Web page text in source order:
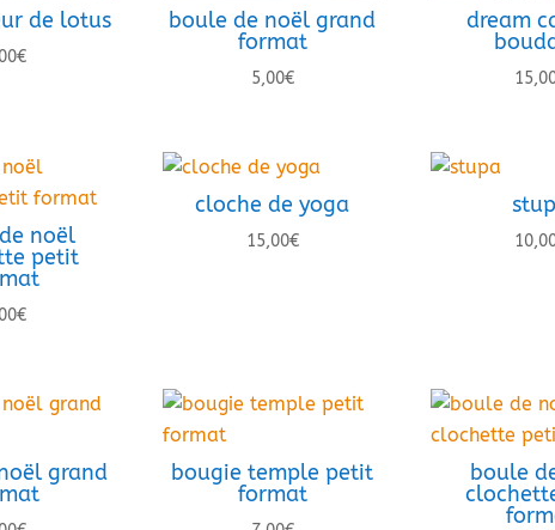
de lotus
€
boule de noël grand
format
5,00€
dream
noël
petit
€
cloche de yoga
15,00€
grand
bougie temple petit
format
boule